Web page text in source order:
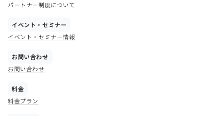
パートナー制度について
イベント・セミナー
イベント・セミナー情報
お問い合わせ
お問い合わせ
料金
料金プラン